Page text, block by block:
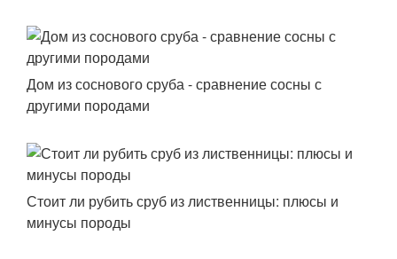
Дом из соснового сруба - сравнение сосны с
другими породами
Стоит ли рубить сруб из лиственницы: плюсы и
минусы породы